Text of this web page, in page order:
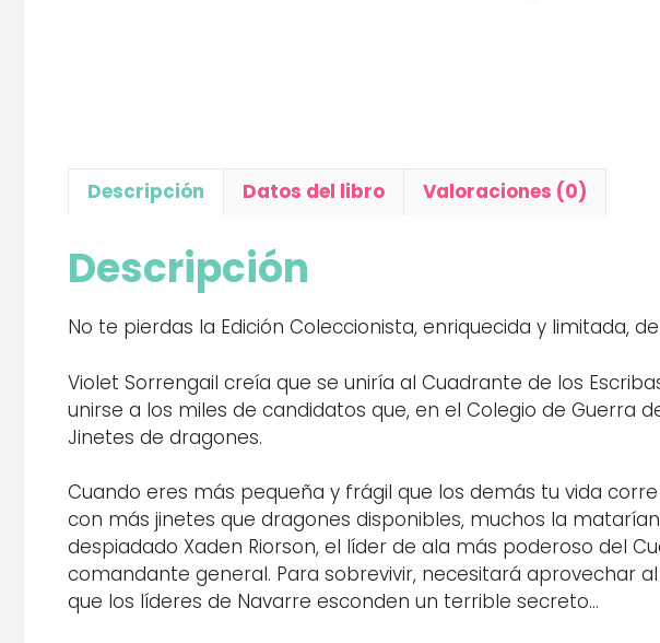
Descripción Datos del libro Valoraciones (0)
Descripción
No te pierdas la Edición Coleccionista, enriquecida y limitada,
Violet Sorrengail creía que se uniría al Cuadrante de los
unirse a los miles de candidatos que, en el Colegio de
Jinetes de dragones.
Cuando eres más pequeña y frágil que los demás tu vida
con más jinetes que dragones disponibles, muchos la
despiadado Xaden Riorson, el líder de ala más poderoso del
comandante general. Para sobrevivir, necesitará aprovechar
que los líderes de Navarre esconden un terrible secreto…